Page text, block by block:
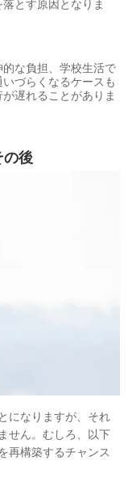
とす原因となりま
な負担、学校生活で
づらくなるケースも
遅れることがありま
の後
になりますが、それ
せん。むしろ、以下
再構築するチャンス